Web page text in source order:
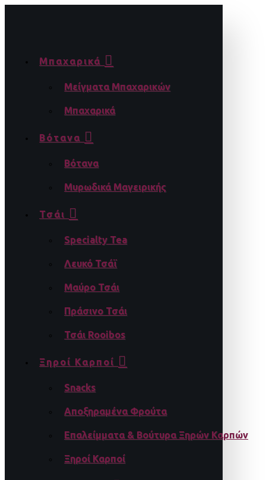
Μπαχαρικά
Μείγματα Μπαχαρικών
Μπαχαρικά
Βότανα
Βότανα
Μυρωδικά Μαγειρικής
Τσάι
Specialty Tea
Λευκό Τσάϊ
Μαύρο Τσάι
Πράσινο Τσάι
Τσάι Rooibos
Ξηροί Καρποί
Snacks
Αποξηραμένα Φρούτα
Επαλείμματα & Βούτυρα Ξηρών Καρπών
Ξηροί Καρποί